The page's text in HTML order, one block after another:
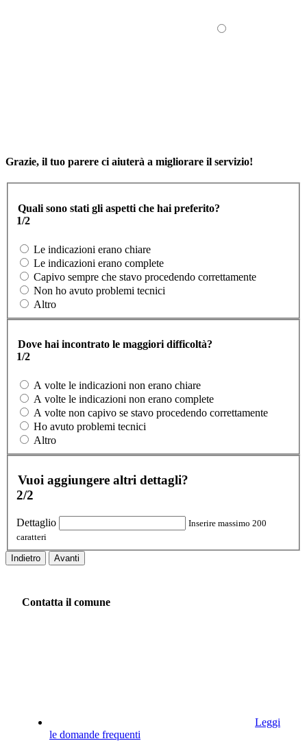
Grazie, il tuo parere ci aiuterà a migliorare il servizio!
Quali sono stati gli aspetti che hai preferito?
1/2
Le indicazioni erano chiare
Le indicazioni erano complete
Capivo sempre che stavo procedendo correttamente
Non ho avuto problemi tecnici
Altro
Dove hai incontrato le maggiori difficoltà?
1/2
A volte le indicazioni non erano chiare
A volte le indicazioni non erano complete
A volte non capivo se stavo procedendo correttamente
Ho avuto problemi tecnici
Altro
Vuoi aggiungere altri dettagli?
2/2
Dettaglio
Inserire massimo 200
caratteri
Indietro Avanti
Contatta il comune
Leggi
le domande frequenti